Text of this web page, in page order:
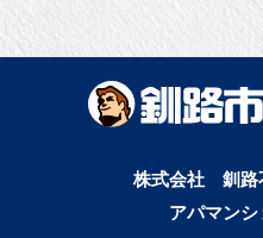
株式会社 釧路
アパマン